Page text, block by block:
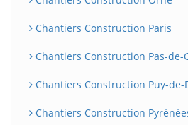
Chantiers Construction Paris
Chantiers Construction Pas-de-
Chantiers Construction Puy-de-
Chantiers Construction